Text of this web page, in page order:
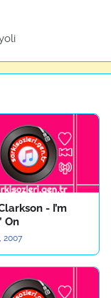
- I’m
On
2007